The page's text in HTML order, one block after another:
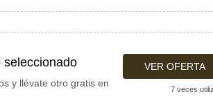
seleccionado
y llévate otro gratis en
VER OFERTA
7 veces